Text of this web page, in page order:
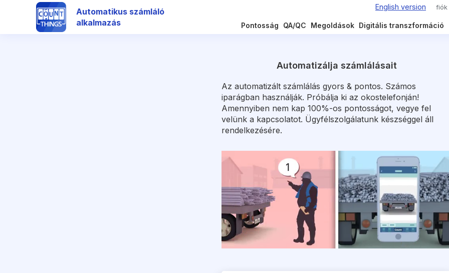
Automatikus számláló
alkalmazás
fiók
Pontosság QA/QC Megoldások Digitális transzformáció
Automatizálja számlálásait
Az automatizált számlálás gyors & pontos. Számos
iparágban használják. Próbálja ki az okostelefonján!
Amennyiben nem kap 100%-os pontosságot, vegye fel
velünk a kapcsolatot. Ügyfélszolgálatunk készséggel áll
rendelkezésére.